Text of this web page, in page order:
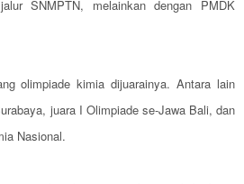
SNMPTN, melainkan dengan PMDK
olimpiade kimia dijuarainya. Antara lain
juara I Olimpiade se-Jawa Bali, dan
Nasional.